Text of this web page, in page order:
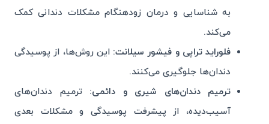
به شناسایی و درمان زودهنگام مشکلات دندانی کمک
می‌کند.
فلوراید تراپی و فیشور سیلانت: این روش‌ها، از پوسیدگی
دندان‌ها جلوگیری می‌کنند.
ترمیم دندان‌های شیری و دائمی: ترمیم دندان‌های
آسیب‌دیده، از پیشرفت پوسیدگی و مشکلات بعدی